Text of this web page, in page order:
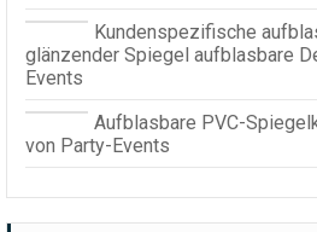
Kundenspezifische
glänzender Spiegel aufblasbare
Events
Aufblasbare PVC-
von Party-Events